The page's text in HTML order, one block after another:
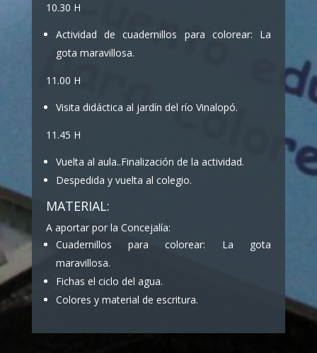
10.30 H
Actividad de cuadernillos para colorear: La
gota maravillosa.
11.00 H
Visita didáctica al jardín del río Vinalopó.
11.45 H
Vuelta al aula..Finalización de la actividad.
Despedida y vuelta al colegio.
MATERIAL:
A aportar por la Concejalía:
Cuadernillos para colorear: La gota
maravillosa.
Fichas el ciclo del agua.
Colores y material de escritura.